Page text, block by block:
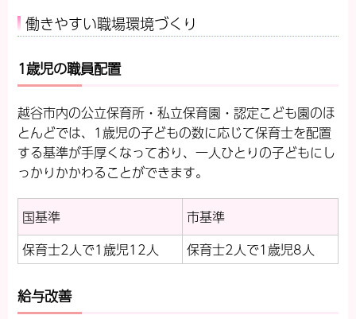
働きやすい職場環境づくり
1歳児の職員配置
越谷市内の公立保育所・私立保育園・認定こども園のほ
とんどでは、1歳児の子どもの数に応じて保育士を配置
する基準が手厚くなっており、一人ひとりの子どもにし
っかりかかわることができます。
国基準
市基準
保育士2人で1歳児12人
保育士2人で1歳児8人
給与改善